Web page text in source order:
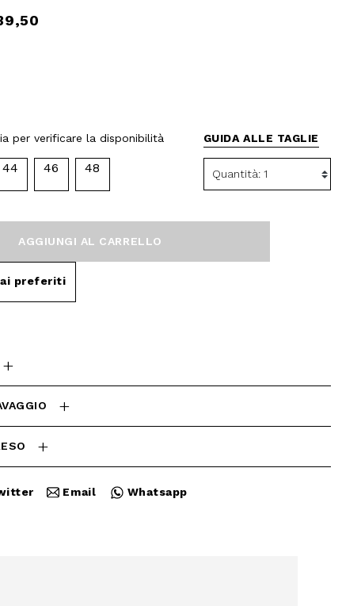
per verificare la disponibilità GUIDA ALLE TAGLIE
44 46 48
AGGIUNGI AL CARRELLO
ai preferiti
Email Whatsapp